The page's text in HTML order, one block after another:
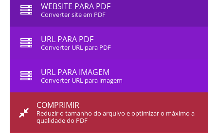
WEBSITE PARA PDF
Converter site em PDF
URL PARA PDF
Converter URL para PDF
URL PARA IMAGEM
Converter URL para imagem
COMPRIMIR
Reduzir o tamanho do arquivo e optimizar o máximo a
qualidade do PDF